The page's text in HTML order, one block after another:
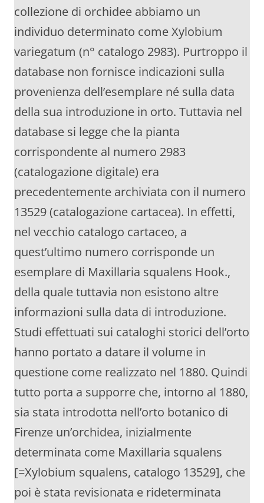
collezione di orchidee abbiamo un
individuo determinato come Xylobium
variegatum (n° catalogo 2983). Purtroppo il
database non fornisce indicazioni sulla
provenienza dell’esemplare né sulla data
della sua introduzione in orto. Tuttavia nel
database si legge che la pianta
corrispondente al numero 2983
(catalogazione digitale) era
precedentemente archiviata con il numero
13529 (catalogazione cartacea). In effetti,
nel vecchio catalogo cartaceo, a
quest’ultimo numero corrisponde un
esemplare di Maxillaria squalens Hook.,
della quale tuttavia non esistono altre
informazioni sulla data di introduzione.
Studi effettuati sui cataloghi storici dell’orto
hanno portato a datare il volume in
questione come realizzato nel 1880. Quindi
tutto porta a supporre che, intorno al 1880,
sia stata introdotta nell’orto botanico di
Firenze un’orchidea, inizialmente
determinata come Maxillaria squalens
[=Xylobium squalens, catalogo 13529], che
poi è stata revisionata e rideterminata